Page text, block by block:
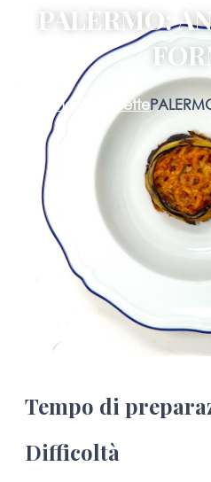
PALERMO:
Home Ricette
Tempo di
Difficoltà